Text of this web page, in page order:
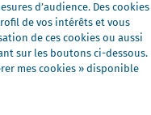
Lactel Professionnel
Société Professionnel
Salakis Professionnel
d’audience. Des cookies
de vos intérêts et vous
de ces cookies ou aussi
sur les boutons ci-dessous.
mes cookies » disponible